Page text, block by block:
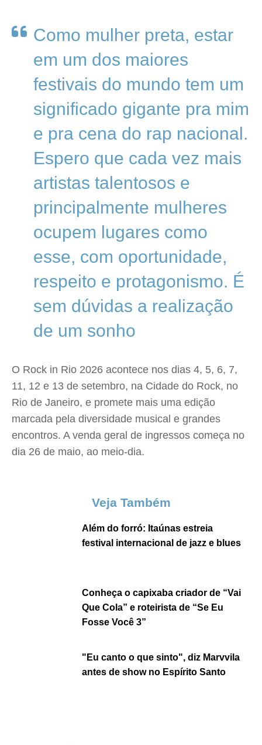
Como mulher preta, estar
em um dos maiores
festivais do mundo tem um
significado gigante pra mim
e pra cena do rap nacional.
Espero que cada vez mais
artistas talentosos e
principalmente mulheres
ocupem lugares como
esse, com oportunidade,
respeito e protagonismo. É
sem dúvidas a realização
de um sonho
O Rock in Rio 2026 acontece nos dias 4, 5, 6, 7,
11, 12 e 13 de setembro, na Cidade do Rock, no
Rio de Janeiro, e promete mais uma edição
marcada pela diversidade musical e grandes
encontros. A venda geral de ingressos começa no
dia 26 de maio, ao meio-dia.
Veja Também
Além do forró: Itaúnas estreia
festival internacional de jazz e blues
Conheça o capixaba criador de “Vai
Que Cola” e roteirista de “Se Eu
Fosse Você 3”
"Eu canto o que sinto", diz Marvvila
antes de show no Espírito Santo